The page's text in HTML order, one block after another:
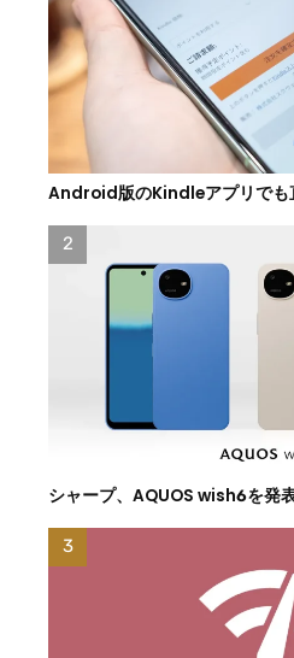
Android版のKindleアプリでも
シャープ、AQUOS wish6を発